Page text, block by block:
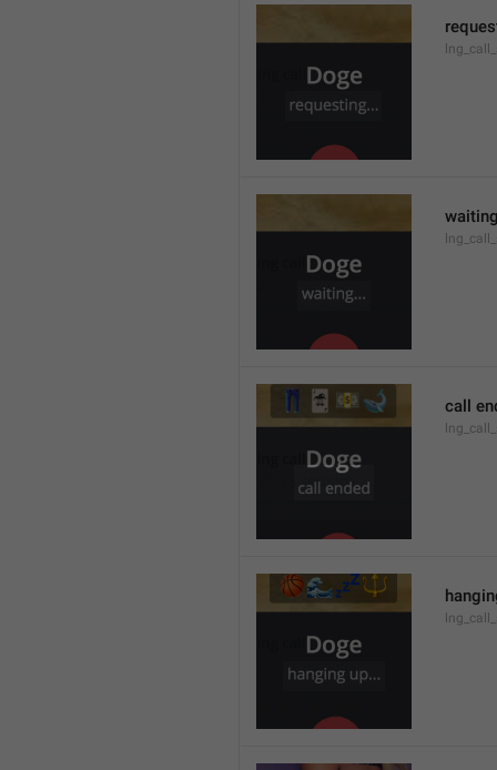
call